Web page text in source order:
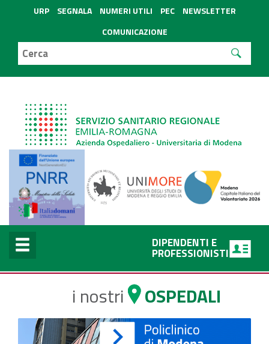
URP SEGNALA NUMERI UTILI PEC
NEWSLETTER
COMUNICAZIONE
DIPENDENTI E
PROFESSIONISTI
i nostriOSPEDALI